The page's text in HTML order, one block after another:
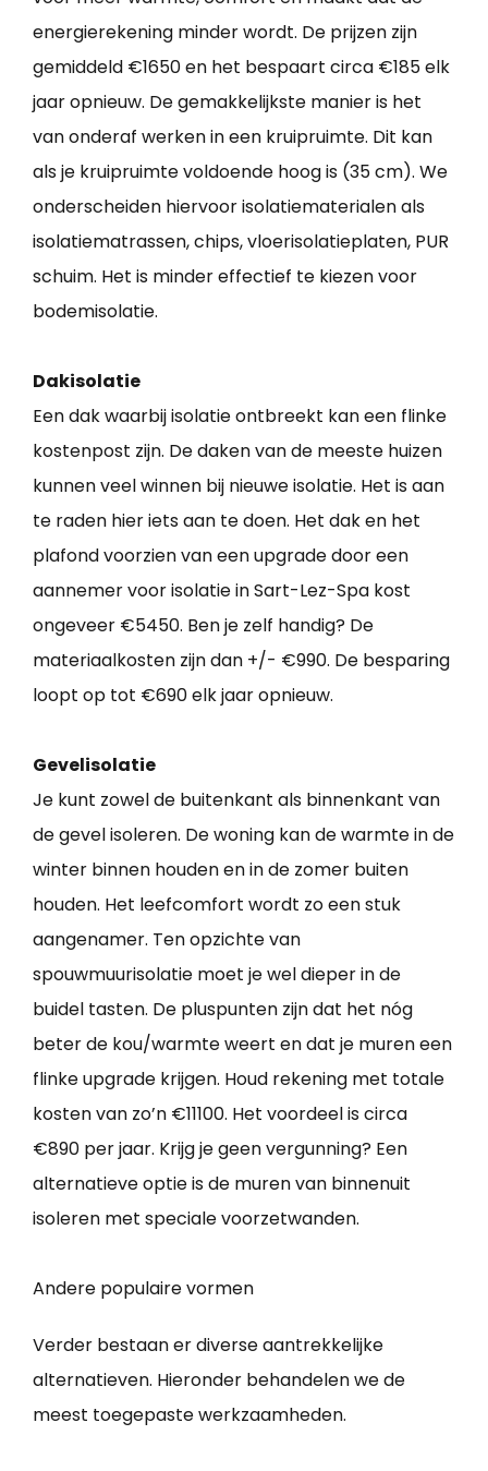
energierekening minder wordt. De prijzen zijn
gemiddeld €1650 en het bespaart circa €185 elk
jaar opnieuw. De gemakkelijkste manier is het
van onderaf werken in een kruipruimte. Dit kan
als je kruipruimte voldoende hoog is (35 cm). We
onderscheiden hiervoor isolatiematerialen als
isolatiematrassen, chips, vloerisolatieplaten, PUR
schuim. Het is minder effectief te kiezen voor
bodemisolatie.
Dakisolatie
Een dak waarbij isolatie ontbreekt kan een flinke
kostenpost zijn. De daken van de meeste huizen
kunnen veel winnen bij nieuwe isolatie. Het is aan
te raden hier iets aan te doen. Het dak en het
plafond voorzien van een upgrade door een
aannemer voor isolatie in Sart-Lez-Spa kost
ongeveer €5450. Ben je zelf handig? De
materiaalkosten zijn dan +/- €990. De besparing
loopt op tot €690 elk jaar opnieuw.
Gevelisolatie
Je kunt zowel de buitenkant als binnenkant van
de gevel isoleren. De woning kan de warmte in de
winter binnen houden en in de zomer buiten
houden. Het leefcomfort wordt zo een stuk
aangenamer. Ten opzichte van
spouwmuurisolatie moet je wel dieper in de
buidel tasten. De pluspunten zijn dat het nóg
beter de kou/warmte weert en dat je muren een
flinke upgrade krijgen. Houd rekening met totale
kosten van zo’n €11100. Het voordeel is circa
€890 per jaar. Krijg je geen vergunning? Een
alternatieve optie is de muren van binnenuit
isoleren met speciale voorzetwanden.
Andere populaire vormen
Verder bestaan er diverse aantrekkelijke
alternatieven. Hieronder behandelen we de
meest toegepaste werkzaamheden.